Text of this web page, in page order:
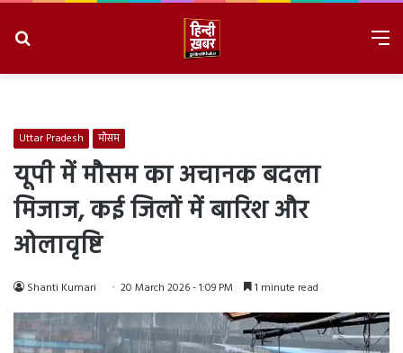
Uttar Pradesh मौसम
यूपी में मौसम का अचानक बदला
मिजाज, कई जिलों में बारिश और
ओलावृष्टि
Shanti Kumari 20 March 2026 - 1:09 PM 1 minute read